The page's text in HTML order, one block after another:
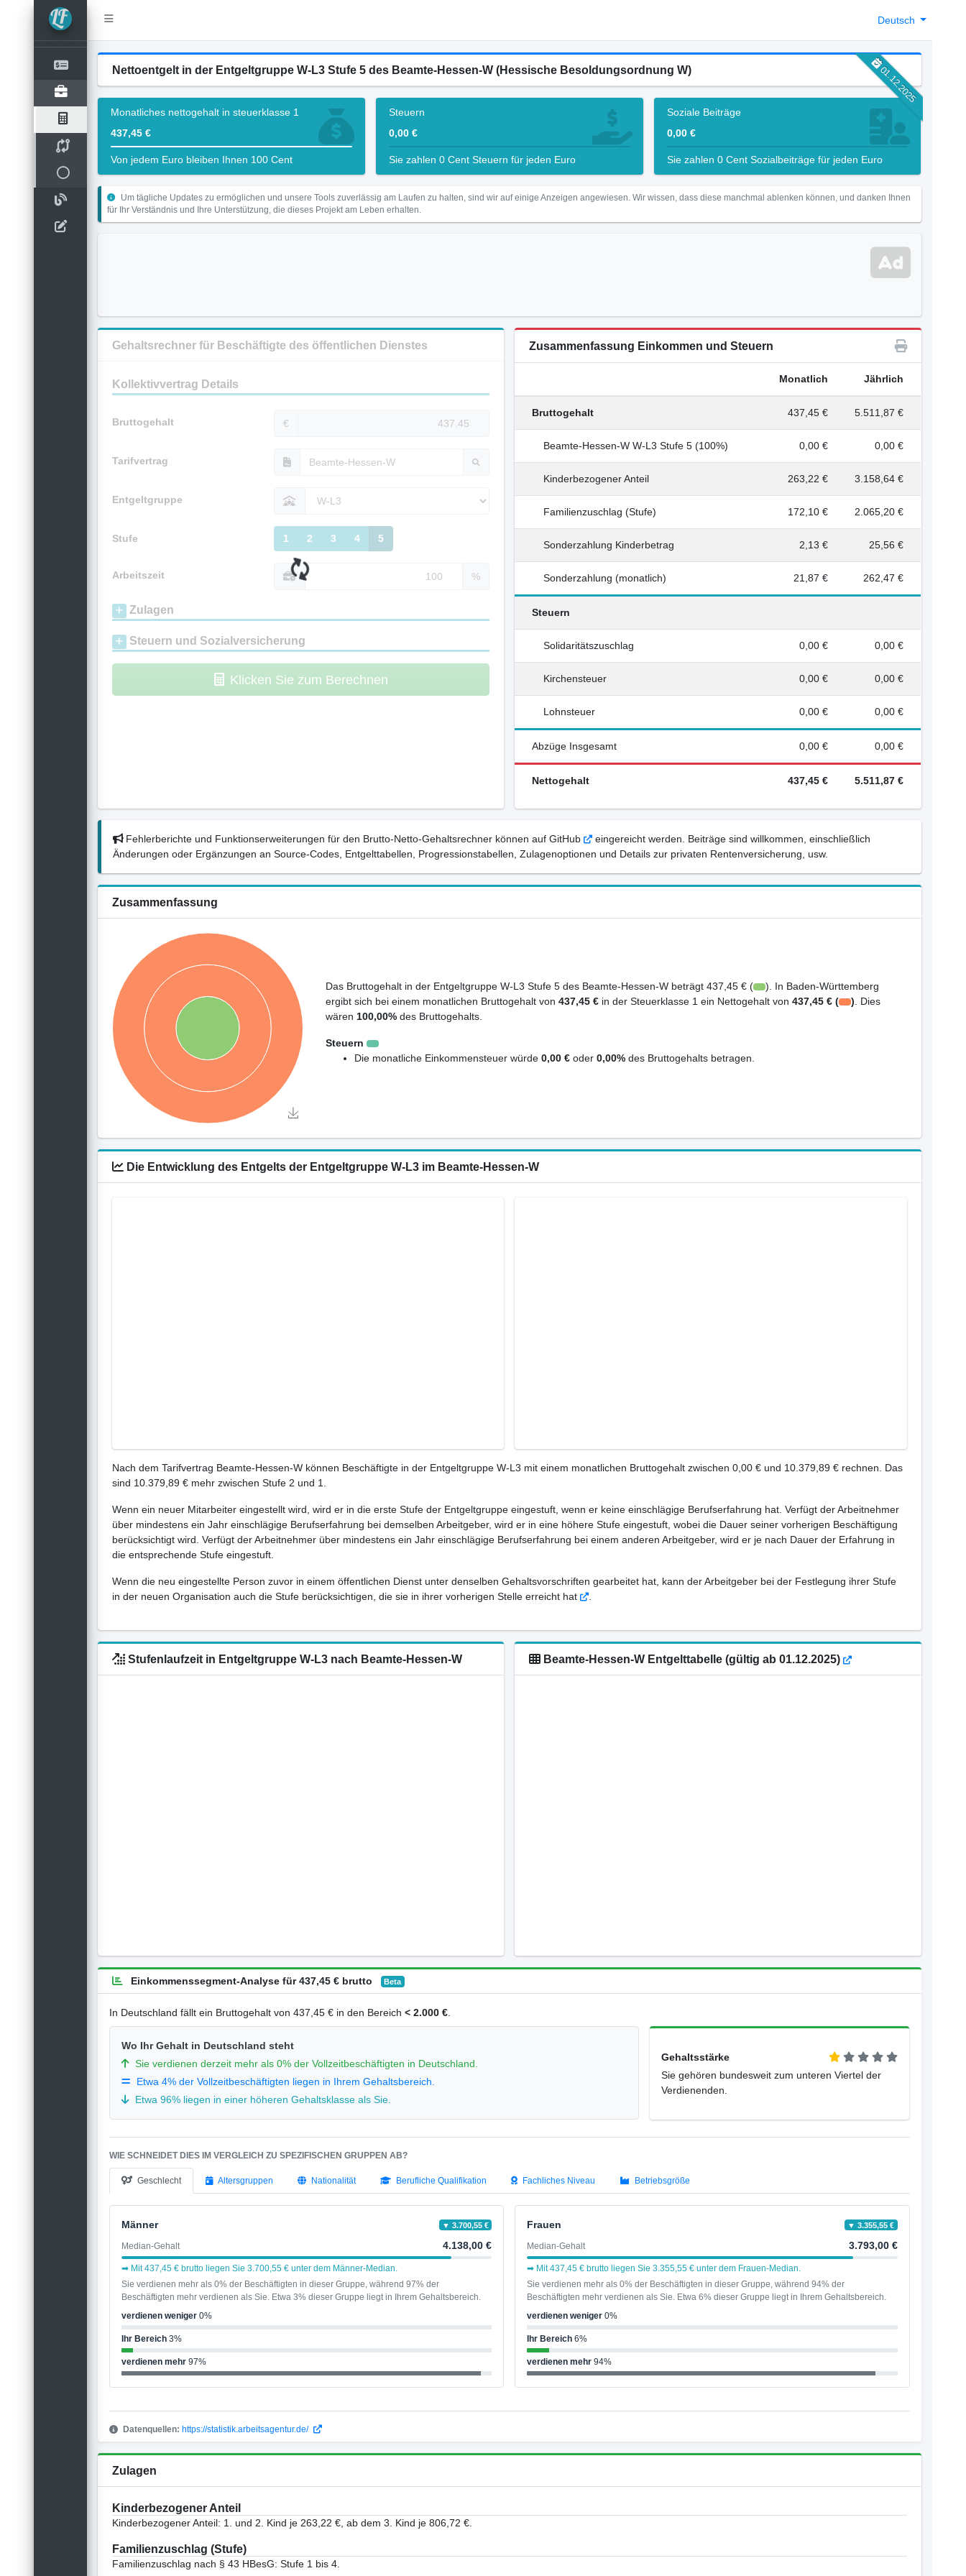
Deutsch
01.12.2025
Nettoentgelt in der Entgeltgruppe W-L3 Stufe 5 des Beamte-Hessen-W (Hessische Besoldungsordnung W)
Monatliches nettogehalt in steuerklasse 1
437,45 €
Von jedem Euro bleiben Ihnen 100 Cent
Steuern
0,00 €
Sie zahlen 0 Cent Steuern für jeden Euro
Soziale Beiträge
0,00 €
Sie zahlen 0 Cent Sozialbeiträge für jeden Euro
Um tägliche Updates zu ermöglichen und unsere Tools zuverlässig am Laufen zu halten, sind wir auf einige Anzeigen angewiesen. Wir wissen, dass diese manchmal ablenken können, und danken Ihnen
für Ihr Verständnis und Ihre Unterstützung, die dieses Projekt am Leben erhalten.
Gehaltsrechner für Beschäftigte des öffentlichen Dienstes
Kollektivvertrag Details
Bruttogehalt €
Tarifvertrag
Entgeltgruppe
Stufe 1 2 3 4 5
Arbeitszeit %
Zulagen
Steuern und Sozialversicherung
Klicken Sie zum Berechnen
Zusammenfassung Einkommen und Steuern
Monatlich Jährlich
Bruttogehalt 437,45 € 5.511,87 €
Beamte-Hessen-W W-L3 Stufe 5 (100%) 0,00 € 0,00 €
Kinderbezogener Anteil 263,22 € 3.158,64 €
Familienzuschlag (Stufe) 172,10 € 2.065,20 €
Sonderzahlung Kinderbetrag 2,13 € 25,56 €
Sonderzahlung (monatlich) 21,87 € 262,47 €
Steuern
Solidaritätszuschlag 0,00 € 0,00 €
Kirchensteuer 0,00 € 0,00 €
Lohnsteuer 0,00 € 0,00 €
Abzüge Insgesamt 0,00 € 0,00 €
Nettogehalt 437,45 € 5.511,87 €
Fehlerberichte und Funktionserweiterungen für den Brutto-Netto-Gehaltsrechner können auf GitHub
eingereicht werden. Beiträge sind willkommen, einschließlich
Änderungen oder Ergänzungen an Source-Codes, Entgelttabellen, Progressionstabellen, Zulagenoptionen und Details zur privaten Rentenversicherung, usw.
Zusammenfassung
Das Bruttogehalt in der Entgeltgruppe W-L3 Stufe 5 des Beamte-Hessen-W beträgt 437,45 € (
). In Baden-Württemberg
ergibt sich bei einem monatlichen Bruttogehalt von 437,45 €in der Steuerklasse 1 ein Nettogehalt von 437,45 € ( ) . Dies
wären 100,00%des Bruttogehalts.
Steuern
Die monatliche Einkommensteuer würde 0,00 €oder 0,00%des Bruttogehalts betragen.
Die Entwicklung des Entgelts der Entgeltgruppe W-L3 im Beamte-Hessen-W
Nach dem Tarifvertrag Beamte-Hessen-W können Beschäftigte in der Entgeltgruppe W-L3 mit einem monatlichen Bruttogehalt zwischen 0,00 € und 10.379,89 € rechnen. Das
sind 10.379,89 € mehr zwischen Stufe 2 und 1.
Wenn ein neuer Mitarbeiter eingestellt wird, wird er in die erste Stufe der Entgeltgruppe eingestuft, wenn er keine einschlägige Berufserfahrung hat. Verfügt der Arbeitnehmer
über mindestens ein Jahr einschlägige Berufserfahrung bei demselben Arbeitgeber, wird er in eine höhere Stufe eingestuft, wobei die Dauer seiner vorherigen Beschäftigung
berücksichtigt wird. Verfügt der Arbeitnehmer über mindestens ein Jahr einschlägige Berufserfahrung bei einem anderen Arbeitgeber, wird er je nach Dauer der Erfahrung in
die entsprechende Stufe eingestuft.
Wenn die neu eingestellte Person zuvor in einem öffentlichen Dienst unter denselben Gehaltsvorschriften gearbeitet hat, kann der Arbeitgeber bei der Festlegung ihrer Stufe
in der neuen Organisation auch die Stufe berücksichtigen, die sie in ihrer vorherigen Stelle erreicht hat
Stufenlaufzeit in Entgeltgruppe W-L3 nach Beamte-Hessen-W Beamte-Hessen-W Entgelttabelle (gültig ab 01.12.2025)
Einkommenssegment-Analyse für 437,45 € brutto Beta
In Deutschland fällt ein Bruttogehalt von 437,45 € in den Bereich< 2.000 €
Wo Ihr Gehalt in Deutschland steht
Sie verdienen derzeit mehr als 0% der Vollzeitbeschäftigten in Deutschland.
Etwa 4% der Vollzeitbeschäftigten liegen in Ihrem Gehaltsbereich.
Etwa 96% liegen in einer höheren Gehaltsklasse als Sie.
Gehaltsstärke
Sie gehören bundesweit zum unteren Viertel der
Verdienenden.
WIE SCHNEIDET DIES IM VERGLEICH ZU SPEZIFISCHEN GRUPPEN AB?
Geschlecht Altersgruppen Nationalität Berufliche Qualifikation Fachliches Niveau Betriebsgröße
Männer ▼ 3.700,55 €
Median-Gehalt 4.138,00 €
➡ Mit 437,45 € brutto liegen Sie 3.700,55 € unter dem Männer-Median.
Sie verdienen mehr als 0% der Beschäftigten in dieser Gruppe, während 97% der
Beschäftigten mehr verdienen als Sie. Etwa 3% dieser Gruppe liegt in Ihrem Gehaltsbereich.
verdienen weniger 0%
Ihr Bereich 3%
verdienen mehr 97%
Frauen ▼ 3.355,55 €
Median-Gehalt 3.793,00 €
➡ Mit 437,45 € brutto liegen Sie 3.355,55 € unter dem Frauen-Median.
Sie verdienen mehr als 0% der Beschäftigten in dieser Gruppe, während 94% der
Beschäftigten mehr verdienen als Sie. Etwa 6% dieser Gruppe liegt in Ihrem Gehaltsbereich.
verdienen weniger 0%
Ihr Bereich 6%
verdienen mehr 94%
Datenquellen: https://statistik.arbeitsagentur.de/
Zulagen
Kinderbezogener Anteil
Kinderbezogener Anteil: 1. und 2. Kind je 263,22 €, ab dem 3. Kind je 806,72 €.
Familienzuschlag (Stufe)
Familienzuschlag nach § 43 HBesG: Stufe 1 bis 4.